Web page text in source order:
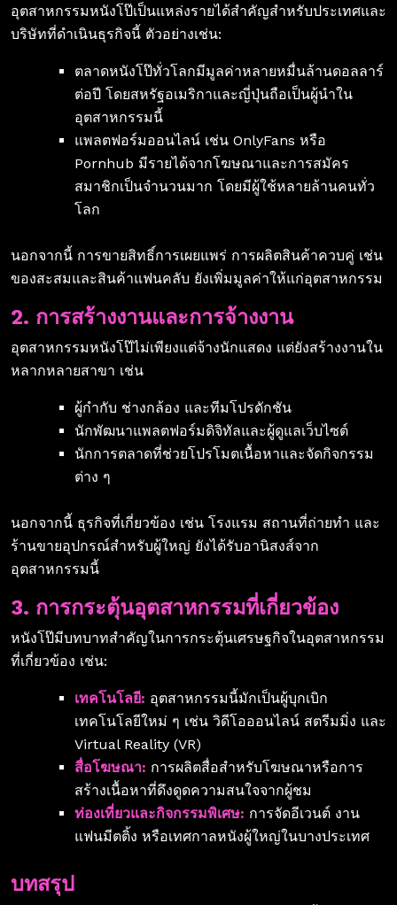
อุตสาหกรรมหนังโป๊เป็นแหล่งรายได้สำคัญสำหรับประเทศและ
บริษัทที่ดำเนินธุรกิจนี้ ตัวอย่างเช่น:
ตลาดหนังโป๊ทั่วโลกมีมูลค่าหลายหมื่นล้านดอลลาร์
ต่อปี โดยสหรัฐอเมริกาและญี่ปุ่นถือเป็นผู้นำใน
อุตสาหกรรมนี้
แพลตฟอร์มออนไลน์ เช่น OnlyFans หรือ
Pornhub มีรายได้จากโฆษณาและการสมัคร
สมาชิกเป็นจำนวนมาก โดยมีผู้ใช้หลายล้านคนทั่ว
โลก
นอกจากนี้ การขายสิทธิ์การเผยแพร่ การผลิตสินค้าควบคู่ เช่น
ของสะสมและสินค้าแฟนคลับ ยังเพิ่มมูลค่าให้แก่อุตสาหกรรม
2. การสร้างงานและการจ้างงาน
อุตสาหกรรมหนังโป๊ไม่เพียงแต่จ้างนักแสดง แต่ยังสร้างงานใน
หลากหลายสาขา เช่น
ผู้กำกับ ช่างกล้อง และทีมโปรดักชัน
นักพัฒนาแพลตฟอร์มดิจิทัลและผู้ดูแลเว็บไซต์
นักการตลาดที่ช่วยโปรโมตเนื้อหาและจัดกิจกรรม
ต่าง ๆ
นอกจากนี้ ธุรกิจที่เกี่ยวข้อง เช่น โรงแรม สถานที่ถ่ายทำ และ
ร้านขายอุปกรณ์สำหรับผู้ใหญ่ ยังได้รับอานิสงส์จาก
อุตสาหกรรมนี้
3. การกระตุ้นอุตสาหกรรมที่เกี่ยวข้อง
หนังโป๊มีบทบาทสำคัญในการกระตุ้นเศรษฐกิจในอุตสาหกรรม
ที่เกี่ยวข้อง เช่น:
เทคโนโลยี: อุตสาหกรรมนี้มักเป็นผู้บุกเบิก
เทคโนโลยีใหม่ ๆ เช่น วิดีโอออนไลน์ สตรีมมิ่ง และ
Virtual Reality (VR)
สื่อโฆษณา: การผลิตสื่อสำหรับโฆษณาหรือการ
สร้างเนื้อหาที่ดึงดูดความสนใจจากผู้ชม
ท่องเที่ยวและกิจกรรมพิเศษ: การจัดอีเวนต์ งาน
แฟนมีตติ้ง หรือเทศกาลหนังผู้ใหญ่ในบางประเทศ
บทสรุป